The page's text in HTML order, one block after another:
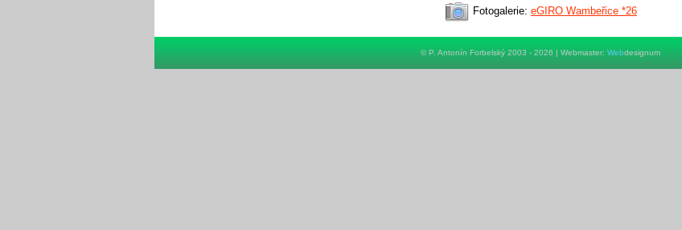
Fotogalerie: eGIRO Wambeřice *26
© P. Antonín Forbelský 2003 - 2026 | Webmaster: Webdesignum